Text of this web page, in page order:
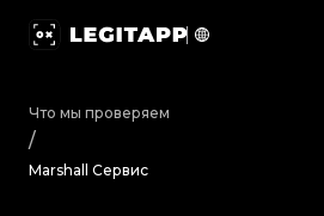
Что мы проверяем
/
Marshall Сервис